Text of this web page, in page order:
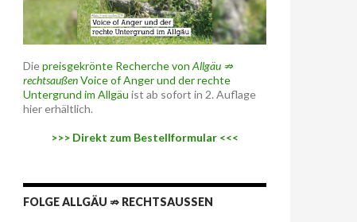
Diepreisgekrönte Recherche von Allgäu ⇏
rechtsaußenVoice of Anger und der rechte
Untergrund im Allgäu ist ab sofort in 2. Auflage
hier erhältlich.
>>> Direkt zum Bestellformular <<<
FOLGE ALLGÄU ⇏ RECHTSAUSSEN